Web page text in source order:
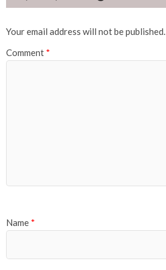
Your email address will not be published.
Comment *
Name *